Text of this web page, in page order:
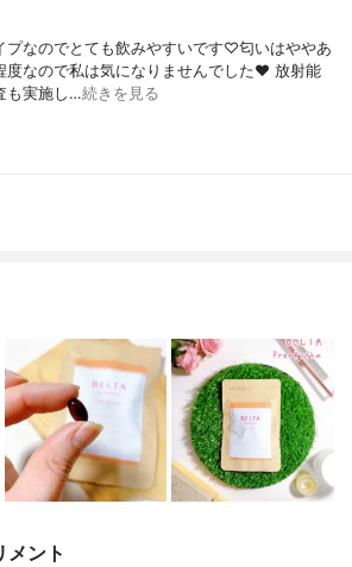
プなのでとても飲みやすいです♡匂いはややあ
度なので私は気になりませんでした❤︎ 放射能
も実施し…続きを見る
メント